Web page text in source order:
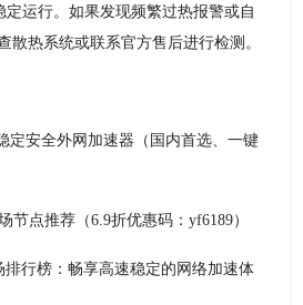
定运行。如果发现频繁过热报警或自
散热系统或联系官方售后进行检测。
定安全外网加速器（国内首选、一键
节点推荐（6.9折优惠码：yf6189）
排行榜：畅享高速稳定的网络加速体